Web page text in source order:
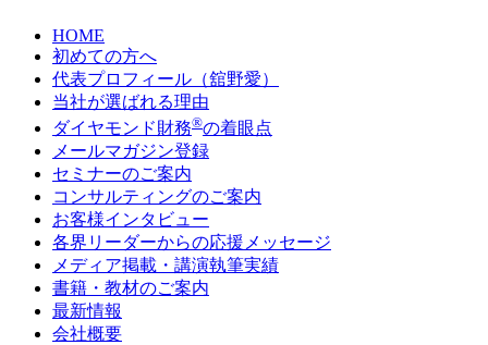
HOME
初めての方へ
代表プロフィール（舘野愛）
当社が選ばれる理由
ダイヤモンド財務®の着眼点
メールマガジン登録
セミナーのご案内
コンサルティングのご案内
お客様インタビュー
各界リーダーからの応援メッセージ
メディア掲載・講演執筆実績
書籍・教材のご案内
最新情報
会社概要